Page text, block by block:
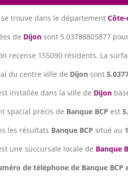
se trouve dans le département
de Dijon sont 5.03788805877
recense 155090 résidents. La
du centre ville de Dijon sont
installée dans la ville de Dijon
spacial précis de Banque BCP est
les résultats Banque BCP situé au
une succursale locale de Banque
de téléphone de Banque